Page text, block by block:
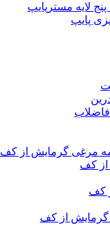
پنج لایه مسترپایپ
پایپ
فاضلاب
مرغی گرمایش از کف
کف
گرمایش از کف